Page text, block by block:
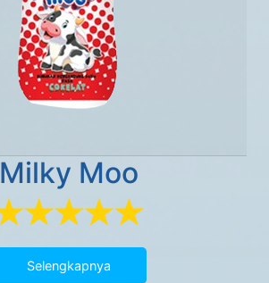
Milky Moo
Selengkapnya